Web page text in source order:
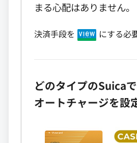
まる心配はありません。
決済手段を にする必
どのタイプのSuica
オートチャージを設